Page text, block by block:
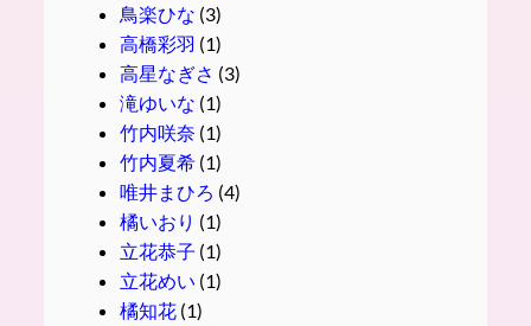
鳥楽ひな (3)
高橋彩羽 (1)
高星なぎさ (3)
滝ゆいな (1)
竹内咲奈 (1)
竹内夏希(1)
唯井まひろ (4)
橘いおり (1)
立花恭子 (1)
立花めい (1)
橘知花(1)